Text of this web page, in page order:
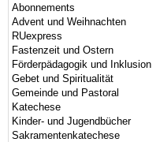
Abonnements
Advent und Weihnachten
RUexpress
Fastenzeit und Ostern
Förderpädagogik und Inklusion
Gebet und Spiritualität
Gemeinde und Pastoral
Katechese
Kinder- und Jugendbücher
Sakramentenkatechese